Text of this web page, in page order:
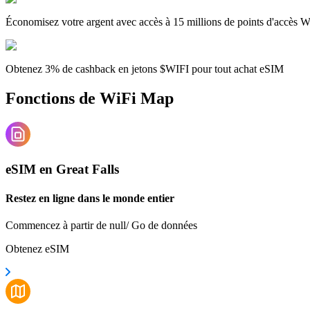
Économisez votre argent avec accès à 15 millions de points d'accès
Obtenez 3% de cashback en jetons $WIFI pour tout achat eSIM
Fonctions de WiFi Map
eSIM en Great Falls
Restez en ligne dans le monde entier
Commencez à partir de null/ Go de données
Obtenez eSIM